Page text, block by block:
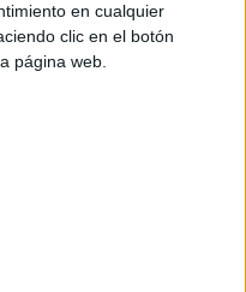
en cualquier
clic en el botón
página web.
“ajuste”. Como media podría destacarse
en un entorno poco positivo, de
muy negras en cuanto a la inversión